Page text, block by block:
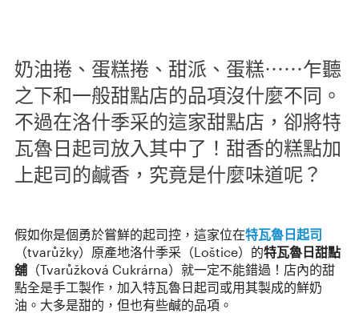
奶油捲、蛋糕捲、甜派、蛋糕⋯⋯乍聽
之下和一般甜點店的品項沒什麼不同。
不過在洛什季采的這家甜點店，卻將特
瓦魯日起司放入其中了！甜香的糕點加
上起司的鹹香，究竟是什麼味道呢？
假如你是個勇於嘗鮮的起司控，這家位在特瓦魯日起司
（tvarůžky）原產地洛什季采（Loštice）的特瓦魯日甜點
舖 （Tvarůžková Cukrárna）就一定不能錯過！店內的甜
點全是手工製作，加入特瓦魯日起司或用其製成的鮮奶
油。大多是甜的，但也有些鹹的品項。